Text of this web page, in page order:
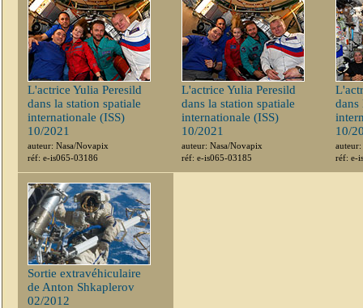
L'actrice Yulia Peresild
dans la station spatiale
internationale (ISS)
10/2021
auteur: Nasa/Novapix
réf: e-is065-03186
L'actrice Yulia Peresild
dans la station spatiale
internationale (ISS)
10/2021
auteur: Nasa/Novapix
réf: e-is065-03185
dans
10/
réf: e-
Sortie extravéhiculaire
de Anton Shkaplerov
02/2012